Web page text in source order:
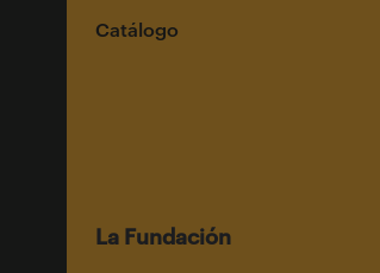
Catálogo
La Fundación